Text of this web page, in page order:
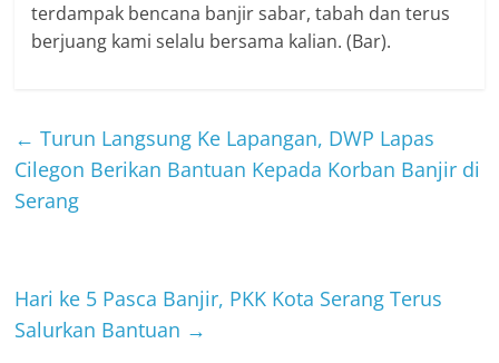
terdampak bencana banjir sabar, tabah dan terus
berjuang kami selalu bersama kalian. (Bar).
← Turun Langsung Ke Lapangan, DWP Lapas
Cilegon Berikan Bantuan Kepada Korban Banjir di
Serang
Hari ke 5 Pasca Banjir, PKK Kota Serang Terus
Salurkan Bantuan →